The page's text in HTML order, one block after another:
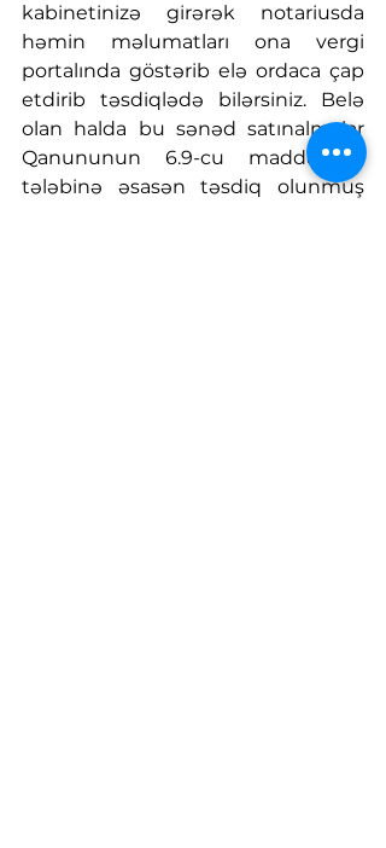
kabinetinizə girərək notariusda
həmin məlumatları ona vergi
portalında göstərib elə ordaca çap
etdirib təsdiqlədə bilərsiniz. Belə
olan halda bu sənəd satınalmalar
Qanununun 6.9-cu maddəsinin
tələbinə əsasən təsdiq olunmuş